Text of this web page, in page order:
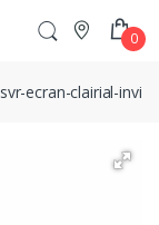
0
svr-ecran-clairial-